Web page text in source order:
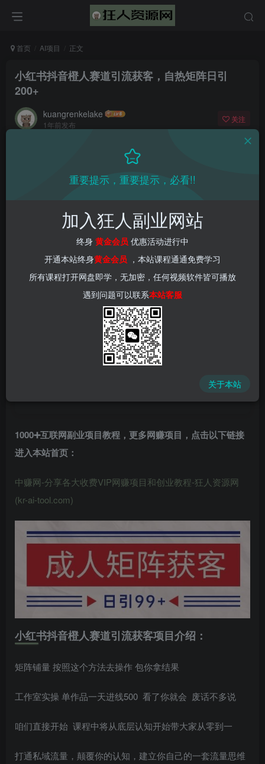
首页 AI项目 正文
小红书抖音橙人赛道引流获客，自热矩阵日引
200+
kuangrenkelake
1年前发布
关注
链接进入本站首页：
1000➕互联网副业项目教程，更多网赚项目，点击以下链接
进入本站首页 ：
中赚网-分享各大收费VIP网赚项目和创业教程-狂人资源网
(kr-ai-tool.com)
小红书抖音橙人赛道引流获客项目介绍：
矩阵铺量 按照这个方法去操作 包你拿结果
工作室实操 单作品一天进线500 看了你就会 废话不多说
咱们直接开始 课程中将从底层认知开始带大家从零到一
打通私域流量，颠覆你的认知，建立你自己的一套流量思维
重要提示，重要提示，必看!!
加入狂人副业网站
终身 黄金会员 优惠活动进行中
开通本站终身黄金会员 ，本站课程通通免费学习
所有课程打开网盘即学，无加密，任何视频软件皆可播放
遇到问题可以联系本站客服
关于本站